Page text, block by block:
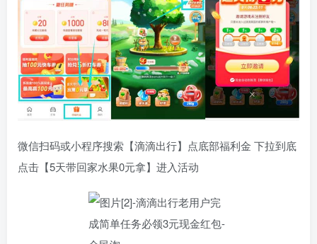
微信扫码或小程序搜索【滴滴出行】点底部福利金 下拉到底
点击【5天带回家水果0元拿】进入活动